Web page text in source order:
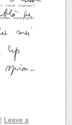
| Leave a